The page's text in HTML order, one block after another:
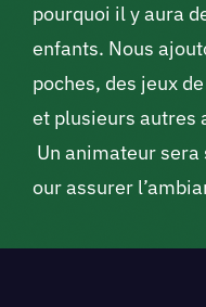
pourquoi il y aura
enfants. Nous
poches, des jeux
et plusieurs autres
Un animateur sera
our assurer